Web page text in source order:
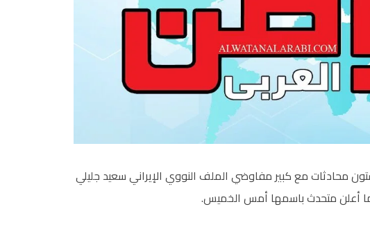
محادثات مع كبير مفاوضي الملف النووي الإيراني سعيد جليلي